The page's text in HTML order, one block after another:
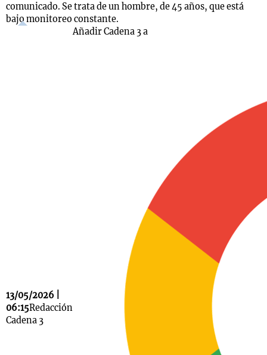
comunicado. Se trata de un hombre, de 45 años, que está
bajo monitoreo constante.
13/05/2026 |
06:15Redacción
Cadena 3
Añadir Cadena 3 a
Mundial 2026
La Sole en
Cadena 3